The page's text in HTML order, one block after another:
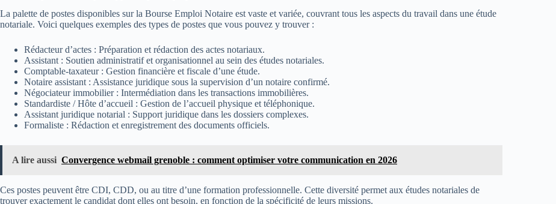
La palette de postes disponibles sur la Bourse Emploi Notaire est vaste et variée, couvrant tous les aspects du travail dans une étude
notariale. Voici quelques exemples des types de postes que vous pouvez y trouver :
Rédacteur d’actes : Préparation et rédaction des actes notariaux.
Assistant : Soutien administratif et organisationnel au sein des études notariales.
Comptable-taxateur : Gestion financière et fiscale d’une étude.
Notaire assistant : Assistance juridique sous la supervision d’un notaire confirmé.
Négociateur immobilier : Intermédiation dans les transactions immobilières.
Standardiste / Hôte d’accueil : Gestion de l’accueil physique et téléphonique.
Assistant juridique notarial : Support juridique dans les dossiers complexes.
Formaliste : Rédaction et enregistrement des documents officiels.
A lire aussi Convergence webmail grenoble : comment optimiser votre communication en 2026
Ces postes peuvent être CDI, CDD, ou au titre d’une formation professionnelle. Cette diversité permet aux études notariales de
trouver exactement le candidat dont elles ont besoin, en fonction de la spécificité de leurs missions.